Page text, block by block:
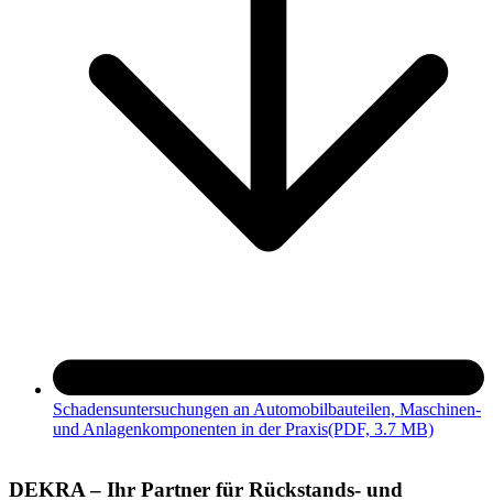
Schadensuntersuchungen an Automobilbauteilen, Maschinen-
und Anlagenkomponenten in der Praxis(PDF, 3.7 MB)
DEKRA – Ihr Partner für Rückstands- und